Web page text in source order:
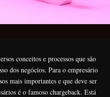
conceitos e processos que são
dos negócios. Para o empresário
mais importantes e que deve ser
é o famoso chargeback. Está